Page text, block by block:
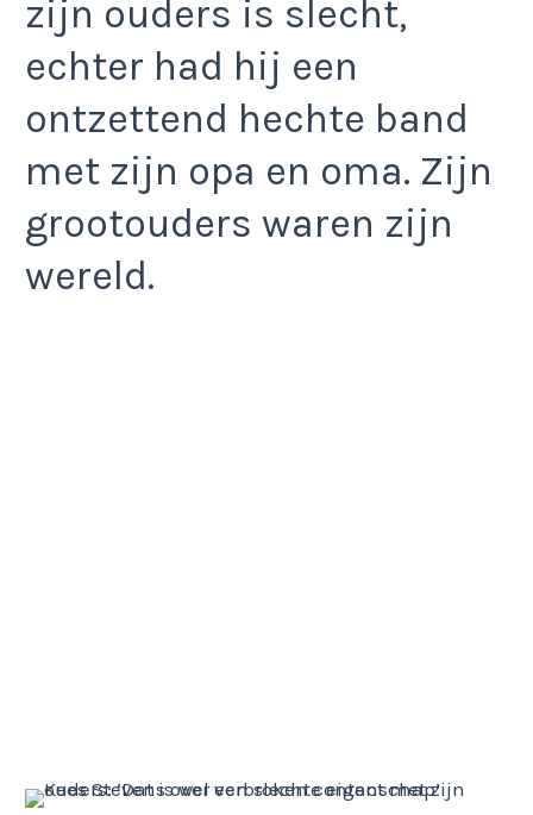
zijn ouders is slecht,
echter had hij een
ontzettend hechte band
met zijn opa en oma. Zijn
grootouders waren zijn
wereld.